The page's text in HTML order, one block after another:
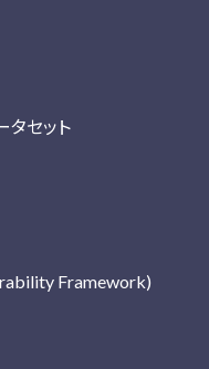
タセット
Framework)